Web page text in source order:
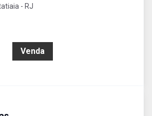
- RJ
Venda